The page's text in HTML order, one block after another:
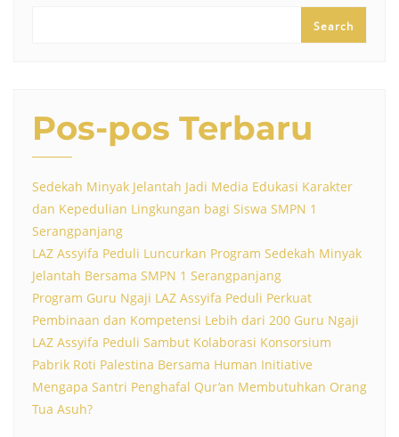
Search
Pos-pos Terbaru
Sedekah Minyak Jelantah Jadi Media Edukasi Karakter
dan Kepedulian Lingkungan bagi Siswa SMPN 1
Serangpanjang
LAZ Assyifa Peduli Luncurkan Program Sedekah Minyak
Jelantah Bersama SMPN 1 Serangpanjang
Program Guru Ngaji LAZ Assyifa Peduli Perkuat
Pembinaan dan Kompetensi Lebih dari 200 Guru Ngaji
LAZ Assyifa Peduli Sambut Kolaborasi Konsorsium
Pabrik Roti Palestina Bersama Human Initiative
Mengapa Santri Penghafal Qur’an Membutuhkan Orang
Tua Asuh?